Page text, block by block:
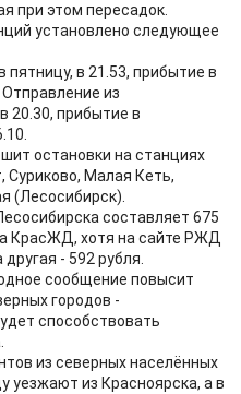
при этом пересадок.
установлено следующее
пятницу, в 21.53, прибытие в
Отправление из
20.30, прибытие в
остановки на станциях
Суриково, Малая Кеть,
(Лесосибирск).
составляет 675
КрасЖД, хотя на сайте РЖД
- 592 рубля.
сообщение повысит
городов -
способствовать
из северных населённых
уезжают из Красноярска, а в